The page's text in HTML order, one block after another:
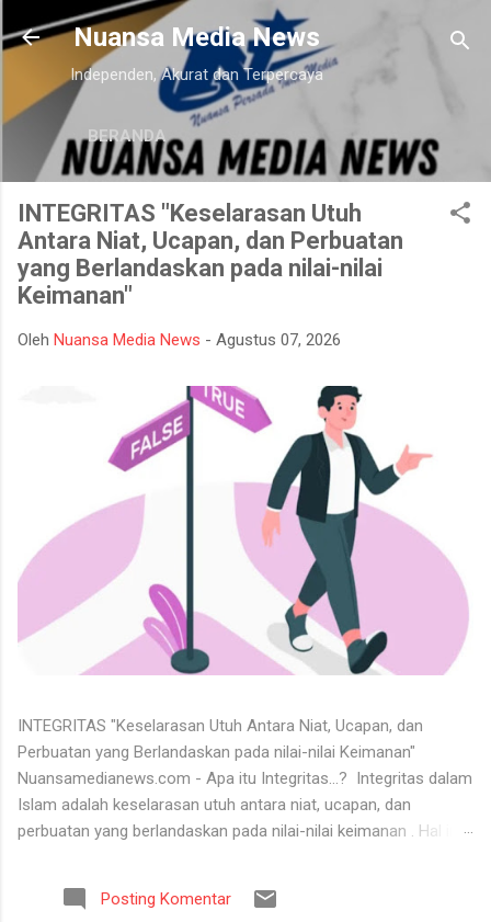
Langsung ke konten utama
Nuansa Media News
Independen, Akurat dan Terpercaya
BERANDA
INTEGRITAS "Keselarasan Utuh
Antara Niat, Ucapan, dan Perbuatan
yang Berlandaskan pada nilai-nilai
Keimanan"
Oleh Nuansa Media News - Agustus 07, 2026
INTEGRITAS "Keselarasan Utuh Antara Niat, Ucapan, dan
Perbuatan yang Berlandaskan pada nilai-nilai Keimanan"
Nuansamedianews.com - Apa itu Integritas...? Integritas dalam
Islam adalah keselarasan utuh antara niat, ucapan, dan
perbuatan yang berlandaskan pada nilai-nilai keimanan . Hal ini
mana seseorang hidup secara konsisten di jalan Allah,
menjunjung tinggi kejujuran, serta dapat dipercaya dalam setiap
Posting Komentar